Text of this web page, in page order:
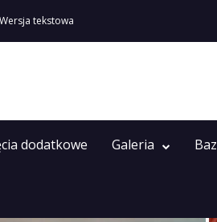
Wersja tekstowa
dodatkowe Galeria